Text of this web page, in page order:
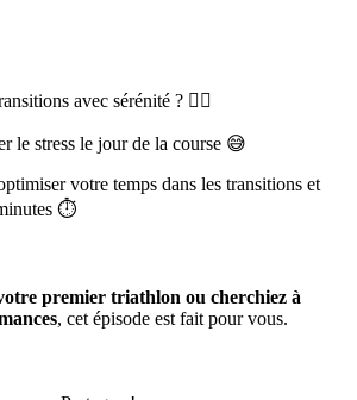
avec sérénité ? 🧘‍♂️
le stress le jour de la course 😅
votre temps dans les transitions et
⏱️
premier triathlon ou cherchiez à
, cet épisode est fait pour vous.